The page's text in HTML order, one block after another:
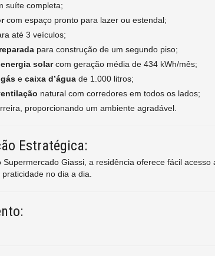
suíte completa;
com espaço pronto para lazer ou estendal;
até 3 veículos;
para construção de um segundo piso;
solarcom geração média de 434 kWh/mês;
e caixa d’água de 1.000 litros;
natural com corredores em todos os lados;
proporcionando um ambiente agradável.
Estratégica:
Supermercado Giassi, a residência oferece fácil
no dia a dia.